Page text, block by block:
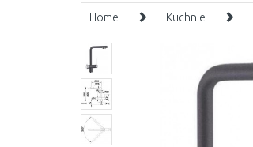
Home Kuchnie